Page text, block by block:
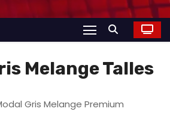
Melange Talles
Gris Melange Premium